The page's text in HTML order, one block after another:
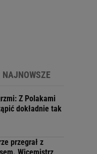
NAJNOWSZE
Z Polakami
dokładnie tak
przegrał z